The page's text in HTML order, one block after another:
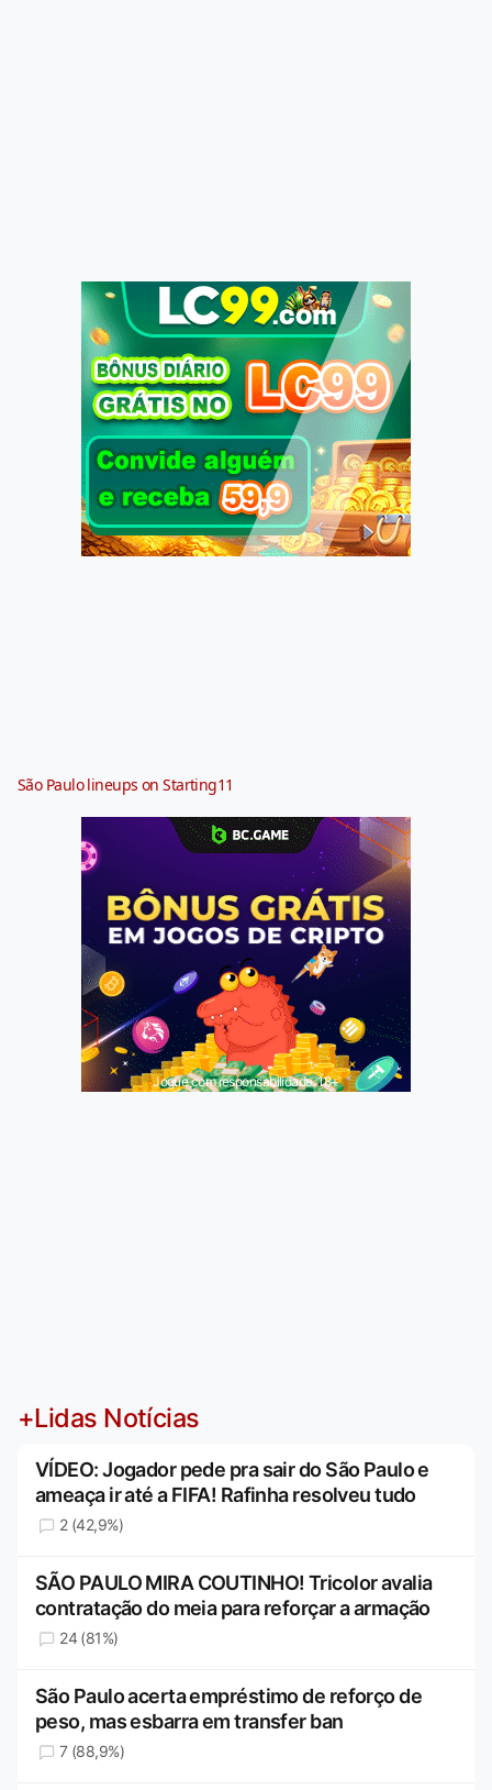
São Paulo lineups on Starting11
Jogue com responsabilidade. 18+
+Lidas Notícias
VÍDEO: Jogador pede pra sair do São Paulo e
ameaça ir até a FIFA! Rafinha resolveu tudo
2 (42,9%)
SÃO PAULO MIRA COUTINHO! Tricolor avalia
contratação do meia para reforçar a armação
24 (81%)
São Paulo acerta empréstimo de reforço de
peso, mas esbarra em transfer ban
7 (88,9%)